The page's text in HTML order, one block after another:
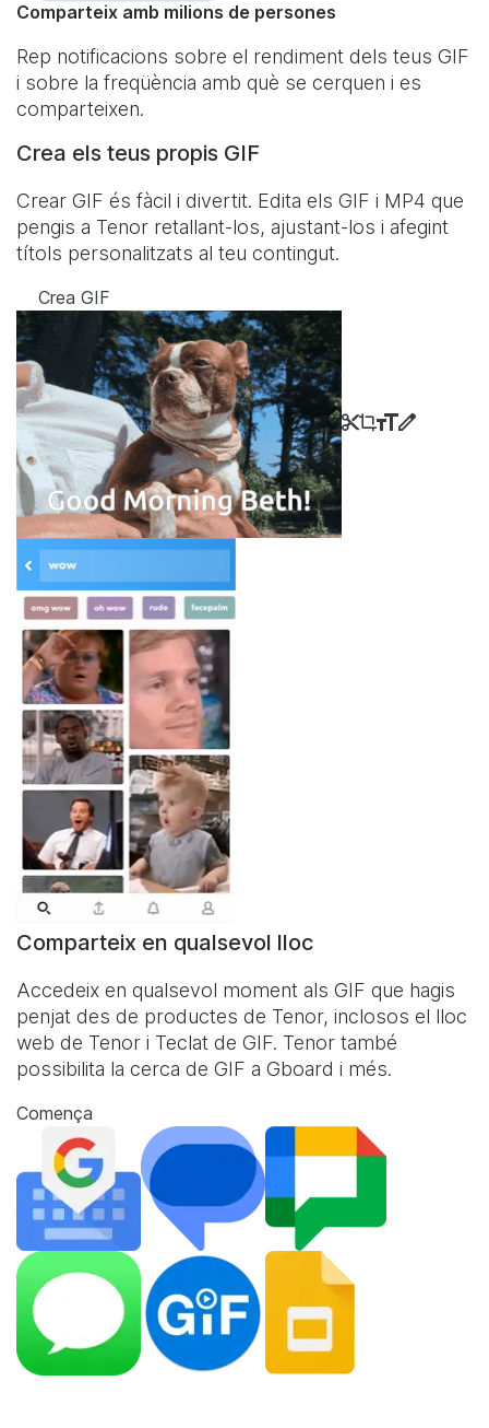
Comparteix amb milions de persones
Rep notificacions sobre el rendiment dels teus GIF
i sobre la freqüència amb què se cerquen i es
comparteixen.
Crea els teus propis GIF
Crear GIF és fàcil i divertit. Edita els GIF i MP4 que
pengis a Tenor retallant-los, ajustant-los i afegint
títols personalitzats al teu contingut.
Crea GIF
Comparteix en qualsevol lloc
Accedeix en qualsevol moment als GIF que hagis
penjat des de productes de Tenor, inclosos el lloc
web de Tenor i Teclat de GIF. Tenor també
possibilita la cerca de GIF a Gboard i més.
Comença